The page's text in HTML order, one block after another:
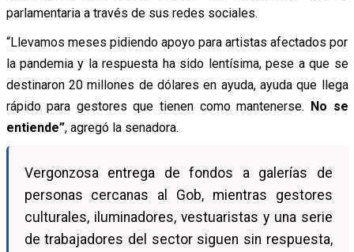
parlamentaria a través de sus redes sociales.
“Llevamos meses pidiendo apoyo para artistas afectados por
la pandemia y la respuesta ha sido lentísima, pese a que se
destinaron 20 millones de dólares en ayuda, ayuda que llega
rápido para gestores que tienen como mantenerse. No se
entiende”, agregó la senadora.
Vergonzosa entrega de fondos a galerías de
personas cercanas al Gob, mientras gestores
culturales, iluminadores, vestuaristas y una serie
de trabajadores del sector siguen sin respuesta,